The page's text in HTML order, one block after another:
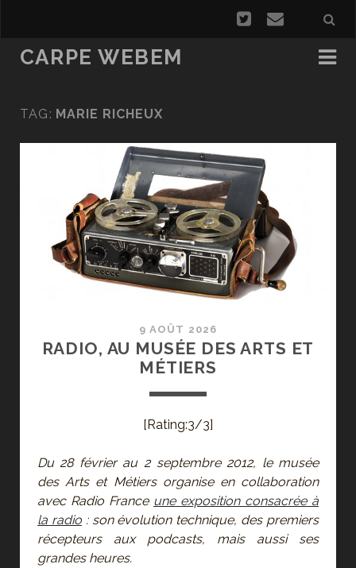
CARPE WEBEM
TAG: MARIE RICHEUX
9 AOÛT 2026
RADIO, AU MUSÉE DES ARTS ET
MÉTIERS
[Rating:3/3]
Du 28 février au 2 septembre 2012, le musée
des Arts et Métiers organise en collaboration
avec Radio France une exposition consacrée à
la radio: son évolution technique, des premiers
récepteurs aux podcasts, mais aussi ses
grandes heures.